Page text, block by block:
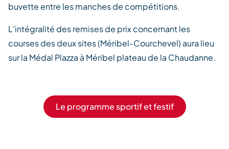
buvette entre les manches de compétitions.
L’intégralité des remises de prix concernant les
courses des deux sites (Méribel-Courchevel) aura lieu
sur la Médal Plazza à Méribel plateau de la Chaudanne.
Le programme sportif et festif